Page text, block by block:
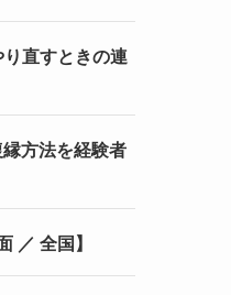
直すときの連
方法を経験者
／ 全国】